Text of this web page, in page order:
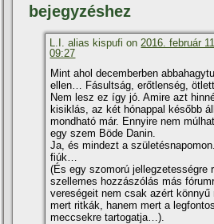
bejegyzéshez
L.I. alias kispufi on 2016. február
09:27
Mint ahol decemberben
ellen… Fásultság, erőtlenség,
Nem lesz ez í­gy jó. Amire azt
kisiklás, az két hónappal később
mondható már. Ennyire nem
egy szem Böde Danin.
Ja, és mindezt a
fiúk…
(És egy szomorú jellegzetességre
szellemes hozzászólás más
vereségeit nem csak azért könnyű
mert ritkák, hanem mert a
meccsekre tartogatja…).